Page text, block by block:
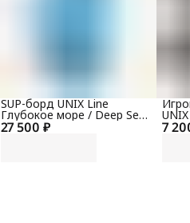
27 500 ₽
SUP-борд UNIX Line
Глубокое море / Deep Sea
(320 см) + сиденье 7